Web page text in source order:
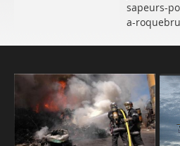
sapeurs-
a-